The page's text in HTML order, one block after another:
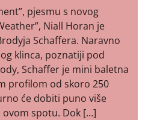
pjesmu s novog
Niall Horan je
Schaffera. Naravno
klinca, poznatiji pod
Schaffer je mini baletna
profilom od skoro 250
će dobiti puno više
ovom spotu. Dok […]